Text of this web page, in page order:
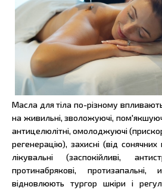
Масла для тіла по-різному
на живильні, зволожуючі,
антицелюлітні, омолоджуючі
регенерацію), захисні (від
лікувальні (заспокійливі,
протинабрякові, протизапальні,
відновлюють тургор шкіри і